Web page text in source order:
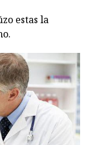
estas la